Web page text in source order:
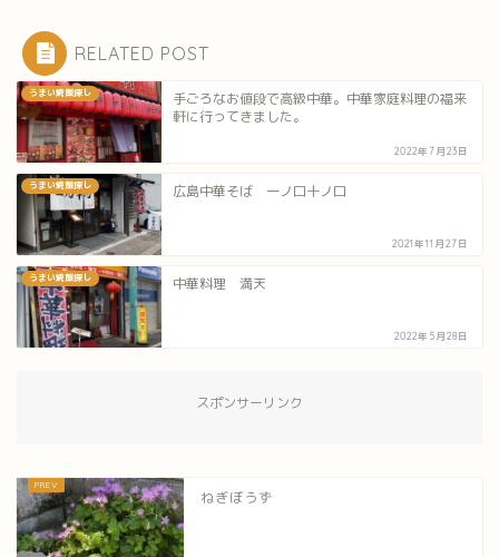
RELATED POST
うまい焼飯探し
手ごろなお値段で高級中華。中華家庭料理の福来
軒に行ってきました。
2022年7月23日
うまい焼飯探し 広島中華そば 一ノ口十ノ口
2021年11月27日
うまい焼飯探し 中華料理 満天
2022年5月28日
スポンサーリンク
ねぎぼうず